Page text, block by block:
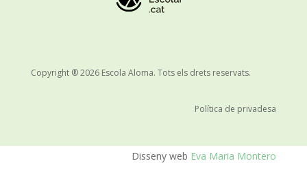
Copyright ® 2026 Escola Aloma. Tots els drets reservats.
Política de privadesa
Disseny web Eva Maria Montero